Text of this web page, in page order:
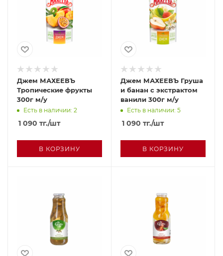
Джем МАХЕЕВЪ
Тропические фрукты
300г м/у
Есть в наличии: 2
1 090 тг./шт
В КОРЗИНУ
Джем МАХЕЕВЪ Груша
и банан с экстрактом
ванили 300г м/у
Есть в наличии: 5
1 090 тг./шт
В КОРЗИНУ